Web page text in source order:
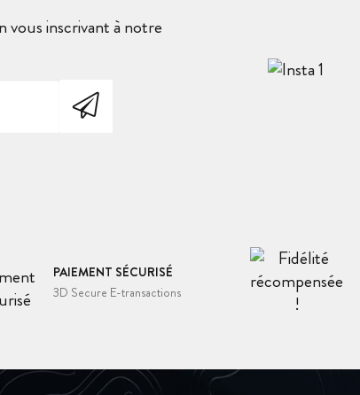
vous inscrivant à notre
PAIEMENT SÉCURISÉ
3D Secure E-transactions